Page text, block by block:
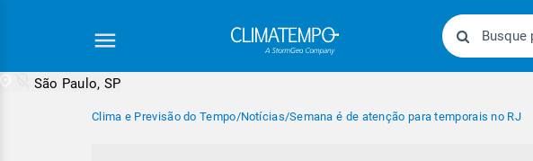
São Paulo, SP
Clima e Previsão do Tempo/Notícias/Semana é de atenção para temporais no RJ